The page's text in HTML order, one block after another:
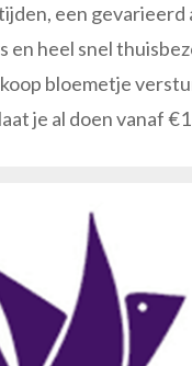
een gevarieerd
en heel snel
bloemetje
je al doen vanaf